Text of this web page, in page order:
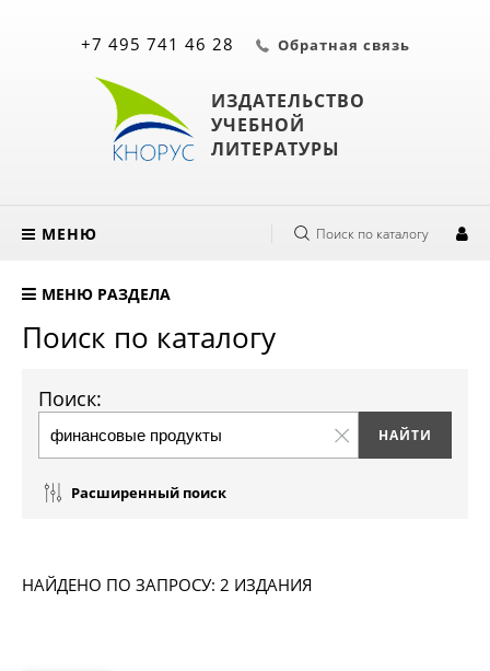
ИЗДАТЕЛЬСТВО
УЧЕБНОЙ
ЛИТЕРАТУРЫ
+7 495 741 46 28 Обратная связь
МЕНЮ Поиск по каталогу
МЕНЮ РАЗДЕЛА
Поиск по каталогу
Поиск:
Расширенный поиск
НАЙДЕНО ПО ЗАПРОСУ: 2 ИЗДАНИЯ